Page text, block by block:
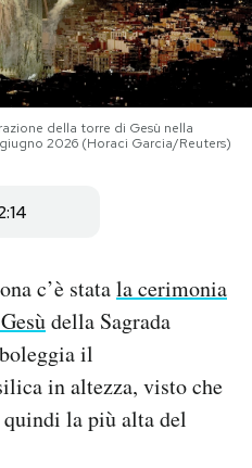
della torre di Gesù nella
2026 (Horaci Garcia/Reuters)
c’è statala cerimonia
della Sagrada
il
in altezza, visto che
la più alta del